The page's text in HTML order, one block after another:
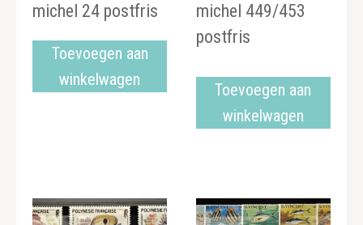
michel 24 postfris
Toevoegen aan
winkelwagen
michel 449/453
postfris
Toevoegen aan
winkelwagen